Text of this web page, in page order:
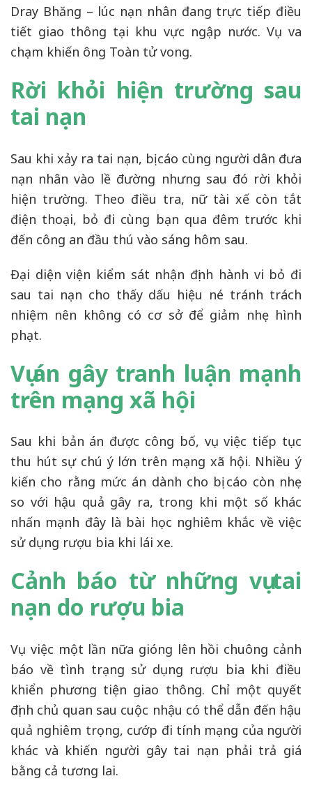
Dray Bhăng – lúc nạn nhân đang trực tiếp điều
tiết giao thông tại khu vực ngập nước. Vụ va
chạm khiến ông Toàn tử vong.
Rời khỏi hiện trường sau
tai nạn
Sau khi xảy ra tai nạn, bị cáo cùng người dân đưa
nạn nhân vào lề đường nhưng sau đó rời khỏi
hiện trường. Theo điều tra, nữ tài xế còn tắt
điện thoại, bỏ đi cùng bạn qua đêm trước khi
đến công an đầu thú vào sáng hôm sau.
Đại diện viện kiểm sát nhận định hành vi bỏ đi
sau tai nạn cho thấy dấu hiệu né tránh trách
nhiệm nên không có cơ sở để giảm nhẹ hình
phạt.
Vụ án gây tranh luận mạnh
trên mạng xã hội
Sau khi bản án được công bố, vụ việc tiếp tục
thu hút sự chú ý lớn trên mạng xã hội. Nhiều ý
kiến cho rằng mức án dành cho bị cáo còn nhẹ
so với hậu quả gây ra, trong khi một số khác
nhấn mạnh đây là bài học nghiêm khắc về việc
sử dụng rượu bia khi lái xe.
Cảnh báo từ những vụ tai
nạn do rượu bia
Vụ việc một lần nữa gióng lên hồi chuông cảnh
báo về tình trạng sử dụng rượu bia khi điều
khiển phương tiện giao thông. Chỉ một quyết
định chủ quan sau cuộc nhậu có thể dẫn đến hậu
quả nghiêm trọng, cướp đi tính mạng của người
khác và khiến người gây tai nạn phải trả giá
bằng cả tương lai.